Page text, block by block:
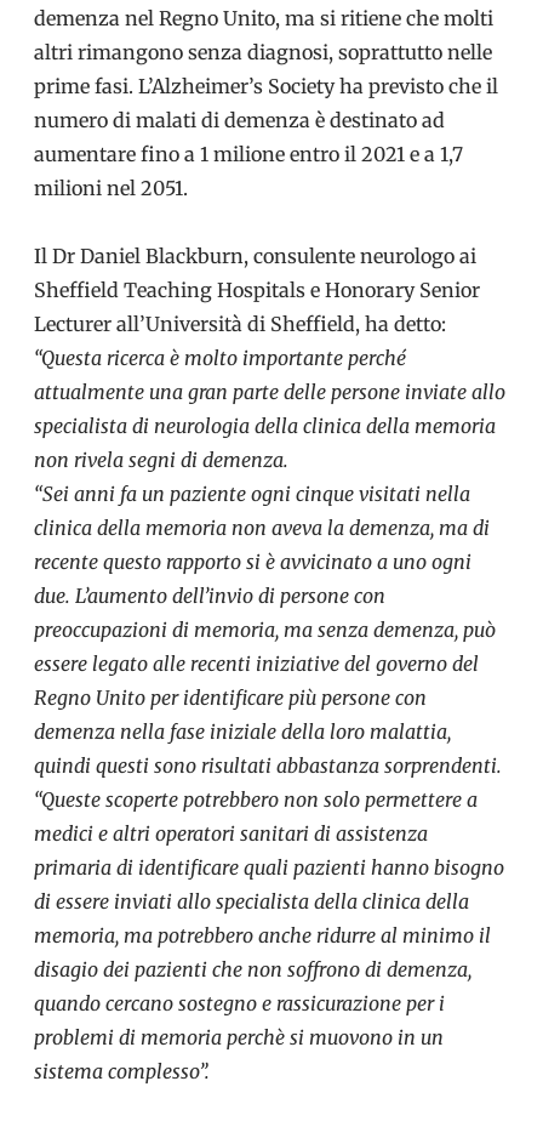
demenza nel Regno Unito, ma si ritiene che molti
altri rimangono senza diagnosi, soprattutto nelle
prime fasi. L’Alzheimer’s Society ha previsto che il
numero di malati di demenza è destinato ad
aumentare fino a 1 milione entro il 2021 e a 1,7
milioni nel 2051.
Il Dr Daniel Blackburn, consulente neurologo ai
Sheffield Teaching Hospitals e Honorary Senior
Lecturer all’Università di Sheffield, ha detto:
“Questa ricerca è molto importante perché
attualmente una gran parte delle persone inviate allo
specialista di neurologia della clinica della memoria
non rivela segni di demenza.
“Sei anni fa un paziente ogni cinque visitati nella
clinica della memoria non aveva la demenza, ma di
recente questo rapporto si è avvicinato a uno ogni
due. L’aumento dell’invio di persone con
preoccupazioni di memoria, ma senza demenza, può
essere legato alle recenti iniziative del governo del
Regno Unito per identificare più persone con
demenza nella fase iniziale della loro malattia,
quindi questi sono risultati abbastanza sorprendenti.
“Queste scoperte potrebbero non solo permettere a
medici e altri operatori sanitari di assistenza
primaria di identificare quali pazienti hanno bisogno
di essere inviati allo specialista della clinica della
memoria, ma potrebbero anche ridurre al minimo il
disagio dei pazienti che non soffrono di demenza,
quando cercano sostegno e rassicurazione per i
problemi di memoria perchè si muovono in un
sistema complesso”.